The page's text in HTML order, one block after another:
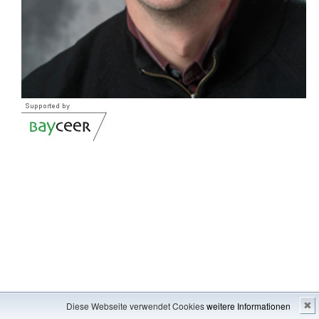
Diese Webseite verwendet Cookiesweitere Informationen ✖
Impressum---Inhaltsverzeichnis